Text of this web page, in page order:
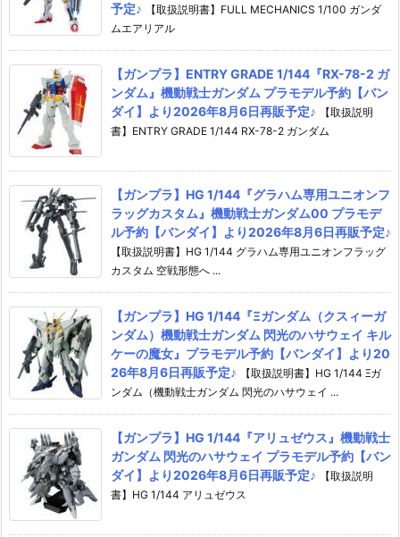
予定♪
【取扱説明書】FULL MECHANICS 1/100 ガンダ
ムエアリアル
【ガンプラ】ENTRY GRADE 1/144『RX-78-2 ガ
ンダム』機動戦士ガンダム プラモデル予約【バン
ダイ】より2026年8月6日再販予定♪
【取扱説明
書】ENTRY GRADE 1/144 RX-78-2 ガンダム
【ガンプラ】HG 1/144『グラハム専用ユニオンフ
ラッグカスタム』機動戦士ガンダム00 プラモデ
ル予約【バンダイ】より2026年8月6日再販予定♪
【取扱説明書】HG 1/144 グラハム専用ユニオンフラッグ
カスタム 空戦形態へ ...
【ガンプラ】HG 1/144『Ξガンダム（クスィーガ
ンダム）機動戦士ガンダム 閃光のハサウェイ キル
ケーの魔女』プラモデル予約【バンダイ】より20
26年8月6日再販予定♪
【取扱説明書】HG 1/144 Ξガ
ンダム（機動戦士ガンダム 閃光のハサウェイ ...
【ガンプラ】HG 1/144『アリュゼウス』機動戦士
ガンダム 閃光のハサウェイ プラモデル予約【バン
ダイ】より2026年8月6日再販予定♪
【取扱説明
書】HG 1/144 アリュゼウス